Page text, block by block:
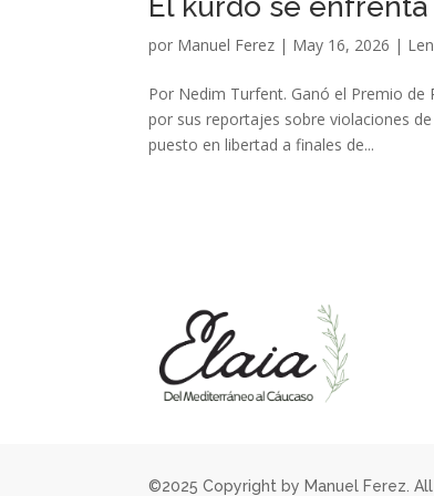
El kurdo se
por Manuel Ferez | May 16, 2026 |
Por Nedim Turfent. Ganó el Premio de
por sus reportajes sobre violaciones
puesto en libertad a finales de...
©2025 Copyright by Manuel Ferez. All